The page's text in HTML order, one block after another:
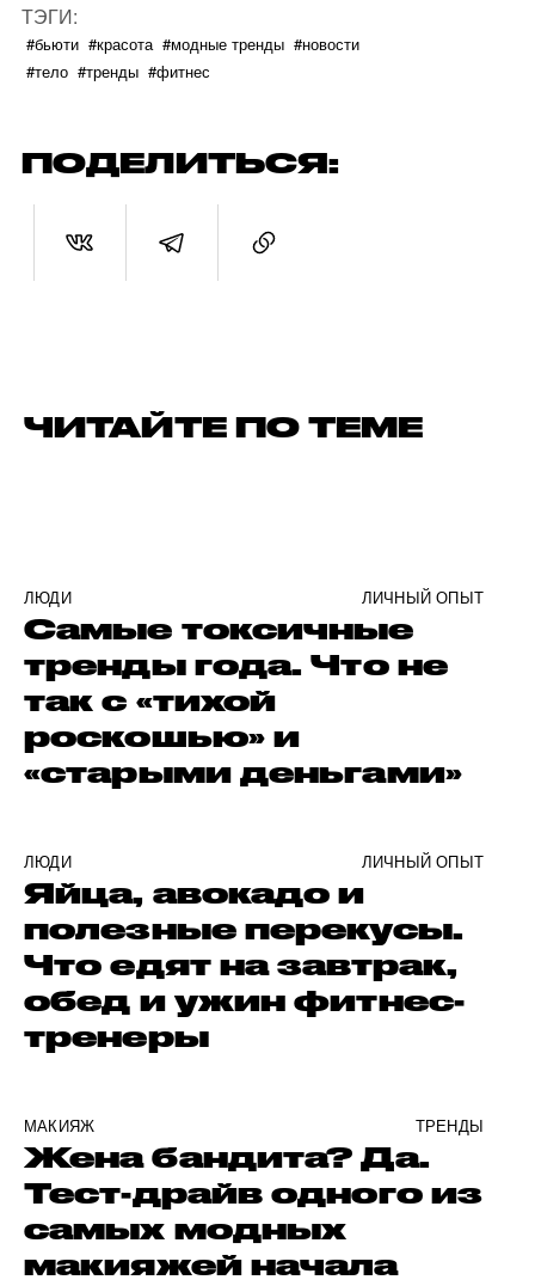
ТЭГИ:
#бьюти #красота #модные тренды #новости
#тело #тренды #фитнес
ПОДЕЛИТЬСЯ:
ЧИТАЙТЕ ПО ТЕМЕ
ЛЮДИ ЛИЧНЫЙ ОПЫТ
Самые токсичные
тренды года. Что не
так с «тихой
роскошью» и
«старыми деньгами»
ЛЮДИ ЛИЧНЫЙ ОПЫТ
Яйца, авокадо и
полезные перекусы.
Что едят на завтрак,
обед и ужин фитнес-
тренеры
МАКИЯЖ ТРЕНДЫ
Жена бандита? Да.
Тест-драйв одного из
самых модных
макияжей начала